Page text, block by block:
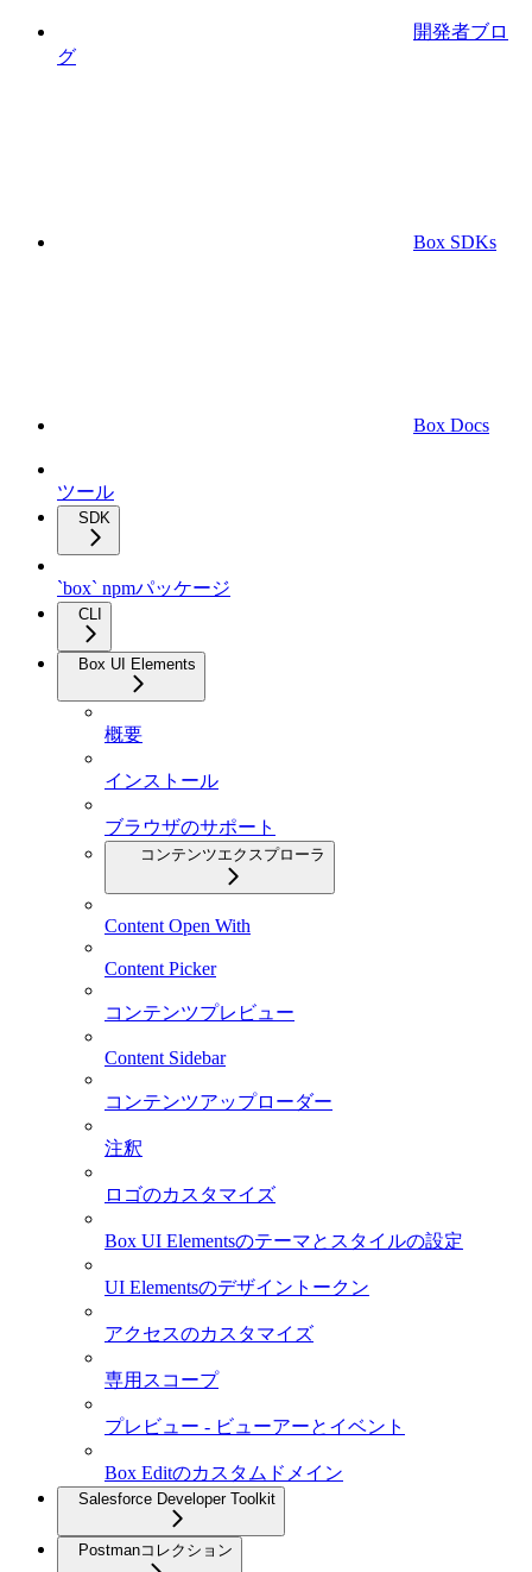
開発者ブロ
グ
Box SDKs
Box Docs
ツール
SDK
`box` npmパッケージ
CLI
Box UI Elements
概要
インストール
ブラウザのサポート
コンテンツエクスプローラ
Content Open With
Content Picker
コンテンツプレビュー
Content Sidebar
コンテンツアップローダー
注釈
ロゴのカスタマイズ
Box UI Elementsのテーマとスタイルの設定
UI Elementsのデザイントークン
アクセスのカスタマイズ
専用スコープ
プレビュー - ビューアーとイベント
Box Editのカスタムドメイン
Salesforce Developer Toolkit
Postmanコレクション